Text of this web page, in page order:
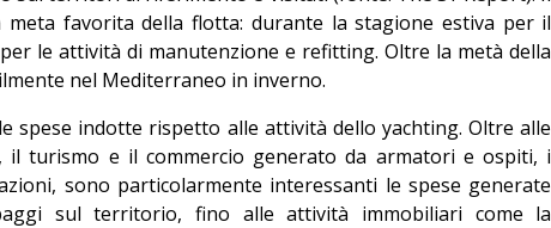
meta favorita della flotta: durante la stagione estiva per il
le attività di manutenzione e refitting. Oltre la metà della
nel Mediterraneo in inverno.
spese indotte rispetto alle attività dello yachting. Oltre alle
il turismo e il commercio generato da armatori e ospiti, i
sono particolarmente interessanti le spese generate
sul territorio, fino alle attività immobiliari come la